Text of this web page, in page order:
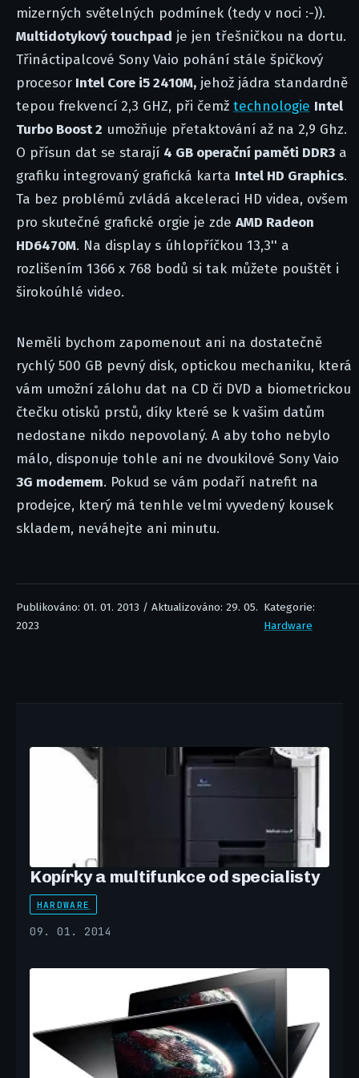
mizerných světelných podmínek (tedy v noci :-)).
Multidotykový touchpad je jen třešničkou na dortu.
Třináctipalcové Sony Vaio pohání stále špičkový
procesor Intel Core i5 2410M, jehož jádra standardně
tepou frekvencí 2,3 GHZ, při čemž technologie Intel
Turbo Boost 2 umožňuje přetaktování až na 2,9 Ghz.
O přísun dat se starají 4 GB operační paměti DDR3 a
grafiku integrovaný grafická karta Intel HD Graphics.
Ta bez problémů zvládá akceleraci HD videa, ovšem
pro skutečné grafické orgie je zde AMD Radeon
HD6470M. Na display s úhlopříčkou 13,3'' a
rozlišením 1366 x 768 bodů si tak můžete pouštět i
širokoúhlé video.
Neměli bychom zapomenout ani na dostatečně
rychlý 500 GB pevný disk, optickou mechaniku, která
vám umožní zálohu dat na CD či DVD a biometrickou
čtečku otisků prstů, díky které se k vašim datům
nedostane nikdo nepovolaný. A aby toho nebylo
málo, disponuje tohle ani ne dvoukilové Sony Vaio
3G modemem. Pokud se vám podaří natrefit na
prodejce, který má tenhle velmi vyvedený kousek
skladem, neváhejte ani minutu.
Publikováno: 01. 01. 2013 / Aktualizováno: 29. 05.
2023
Kategorie:
Hardware
Kopírky a multifunkce od specialisty
HARDWARE
09. 01. 2014